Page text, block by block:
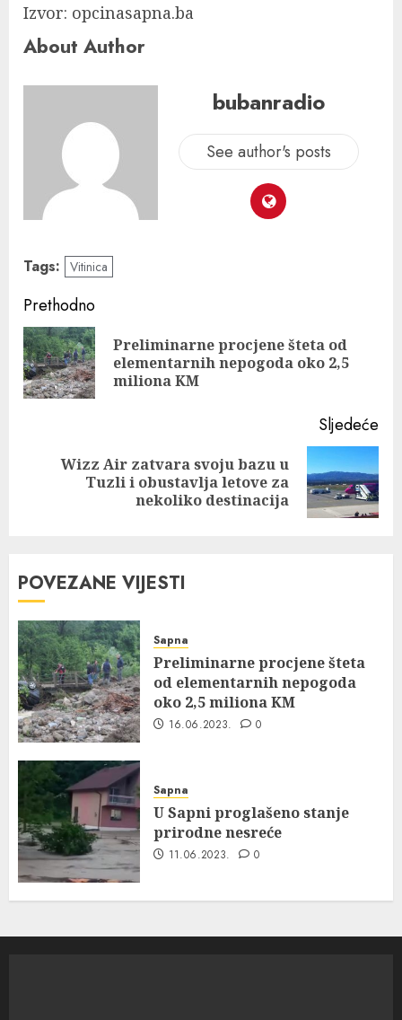
Izvor: opcinasapna.ba
About Author
bubanradio
See author's posts
Tags: Vitinica
Prethodno
Preliminarne procjene šteta od
elementarnih nepogoda oko 2,5
miliona KM
Sljedeće
Wizz Air zatvara svoju bazu u
Tuzli i obustavlja letove za
nekoliko destinacija
POVEZANE VIJESTI
Sapna
Preliminarne procjene šteta
od elementarnih nepogoda
oko 2,5 miliona KM
16.06.2023. 0
Sapna
U Sapni proglašeno stanje
prirodne nesreće
11.06.2023. 0